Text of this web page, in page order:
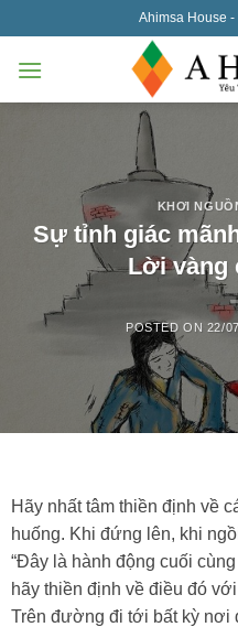
to
content
Ahimsa House
KHƠI
Sự tỉnh giác
Lời vàng
POSTED ON 22/
Hãy nhất tâm thiền định về
huống. Khi đứng lên, khi
“Đây là hành động cuối
hãy thiền định về điều đó
Trên đường đi tới bất kỳ nơi